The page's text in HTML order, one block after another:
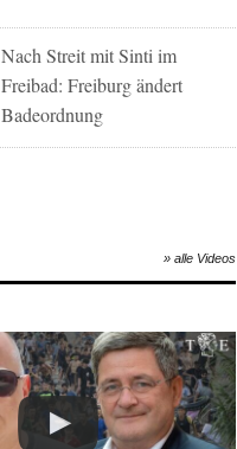
Nach Streit mit Sinti im
Freibad: Freiburg ändert
Badeordnung
» alle Videos